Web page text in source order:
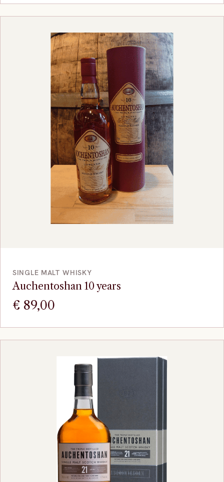
SINGLE MALT WHISKY
Auchentoshan 10 years
€ 89,00